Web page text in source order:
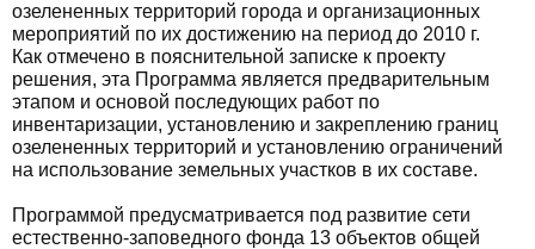
озелененных территорий города и организационных
мероприятий по их достижению на период до 2010 г.
Как отмечено в пояснительной записке к проекту
решения, эта Программа является предварительным
этапом и основой последующих работ по
инвентаризации, установлению и закреплению границ
озелененных территорий и установлению ограничений
на использование земельных участков в их составе.
Программой предусматривается под развитие сети
естественно-заповедного фонда 13 объектов общей